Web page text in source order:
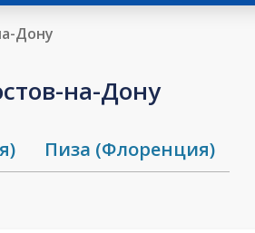
Дону
на-Дону
Пиза (Флоренция)